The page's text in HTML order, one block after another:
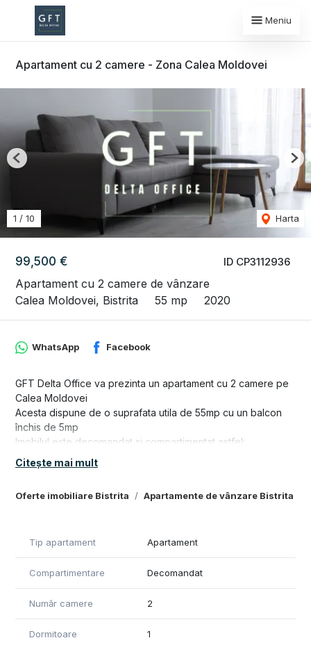
Meniu
Apartament cu 2 camere - Zona Calea Moldovei
ID CP3112936
99,500 €
Apartament cu 2 camere de vânzare
Calea Moldovei, Bistrita
55 mp 2020
1 / 10 Harta
Previous
Oferte imobiliare Bistrita Apartamente de vânzare Bistrita
WhatsApp Facebook
GFT Delta Office va prezinta un apartament cu 2 camere pe
Calea Moldovei
Acesta dispune de o suprafata utila de 55mp cu un balcon
închis de 5mp
Imobilul este decomandat si compartimentat astfel:
- Living
-Bucatarie
-Baie
Blocul este izolat exterior, iar încălzirea se face prin
pardosea
Acesta dispune de lift si interfon
Imobilul este finisat modern cu materiale de calitate
Citește mai mult
Tip apartament Apartament
Compartimentare Decomandat
Număr camere 2
Dormitoare 1